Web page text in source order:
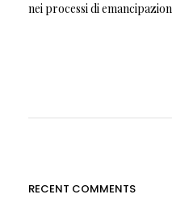
nei processi di
RECENT COMMENTS